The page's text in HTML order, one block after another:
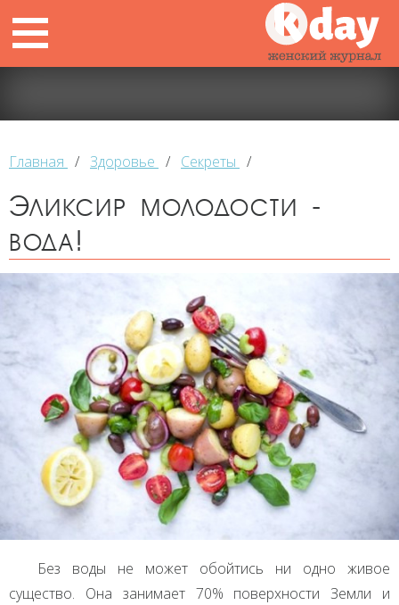
Главная / Здоровье / Секреты /
Эликсир молодости -
вода!
Без воды не может обойтись ни одно живое
существо. Она занимает 70% поверхности Земли и